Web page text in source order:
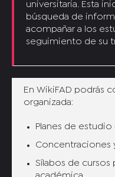
universitaria. Esta
búsqueda de
acompañar a los
seguimiento de su
En WikiFAD podrás
organizada:
Planes de estudio
Concentraciones
Sílabos de cursos